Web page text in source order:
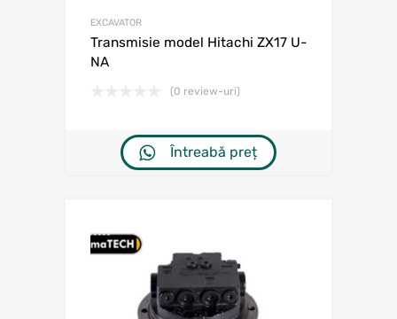
EXCAVATOR
Transmisie model Hitachi ZX17 U-
NA
(0 review-uri)
Întreabă preț